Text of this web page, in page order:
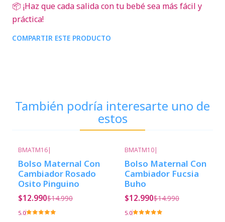
📦 ¡Haz que cada salida con tu bebé sea más fácil y
práctica!
COMPARTIR ESTE PRODUCTO
También podría interesarte uno de
estos
BMATM16|
Bolso Maternal Con
Cambiador Rosado
Osito Pinguino
$12.990$14.990
5.0
BMATM10|
Bolso Maternal Con
Cambiador Fucsia
Buho
$12.990$14.990
5.0